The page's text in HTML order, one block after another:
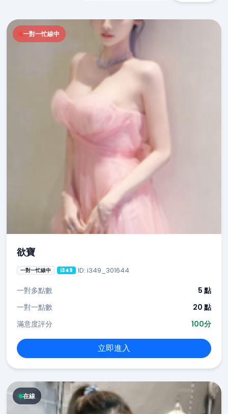
一對一忙線中
欲寶
一對一忙線中 i349 ID: i349_301644
一對多點數
5 點
一對一點數
20 點
滿意度評分
100分
立即進入
在線